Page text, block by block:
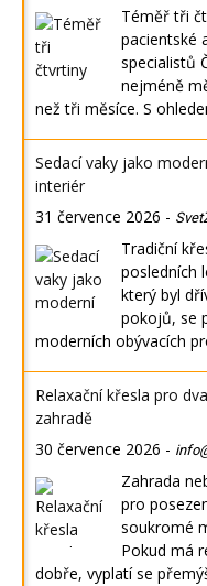
Téměř tři
pacientské
specialistů
nejméně
než tři měsíce. S
Sedací vaky jako
interiér
31 července 2026 -
Tradiční
posledních
který byl
pokojů, se
moderních obývacích
Relaxační křesla pro
zahradě
30 července 2026 -
Zahrada
pro
soukromé
Pokud má
dobře, vyplatí se